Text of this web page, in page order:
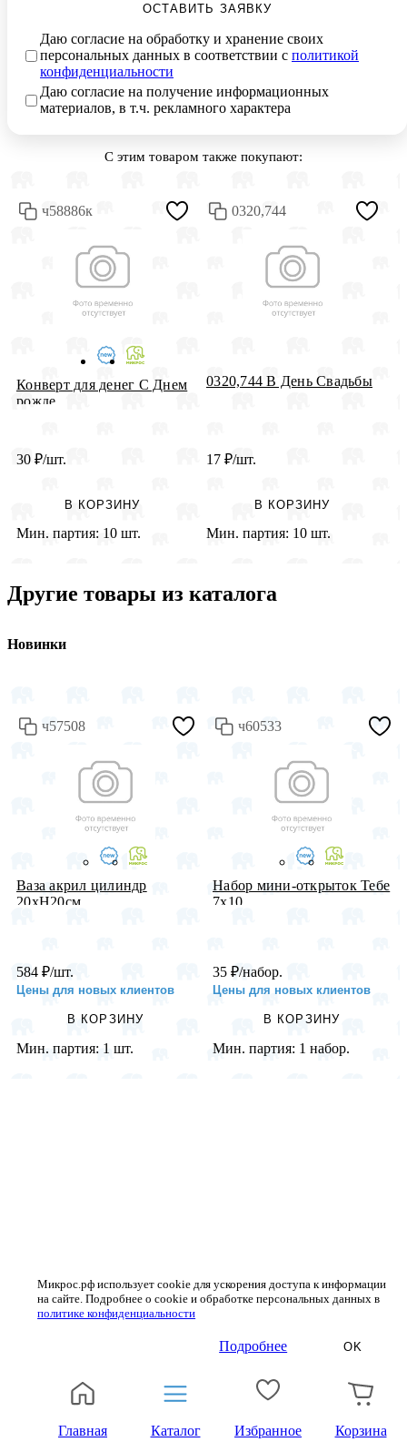
ОСТАВИТЬ ЗАЯВКУ
Даю согласие на обработку и хранение своих
персональных данных в соответствии с политикой
конфиденциальности
Даю согласие на получение информационных
материалов, в т.ч. рекламного характера
С этим товаром также покупают:
ч58886к
Конверт для денег С Днем
рожде...
30 ₽/шт.
В КОРЗИНУ
Мин. партия: 10 шт.
0320,744
0320,744 В День Свадьбы
17 ₽/шт.
В КОРЗИНУ
Мин. партия: 10 шт.
Другие товары из каталога
Новинки
ч57508
Ваза акрил цилиндр
20хH20см, ...
584 ₽/шт.
Цены для новых клиентов
В КОРЗИНУ
Мин. партия: 1 шт.
ч60533
Набор мини-открыток Тебе
7х10...
35 ₽/набор.
Цены для новых клиентов
В КОРЗИНУ
Мин. партия: 1 набор.
Микрос.рф использует cookie для ускорения доступа к информации
на сайте. Подробнее о cookie и обработке персональных данных в
политике конфиденциальности
Подробнее OK
Главная Каталог Избранное Корзина